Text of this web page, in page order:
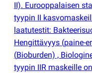
II). Eurooppalaisen
tyypin II
laatutestit:
Hengittävyys (paine-
(Bioburden) ,
tyypin IIR maskeille